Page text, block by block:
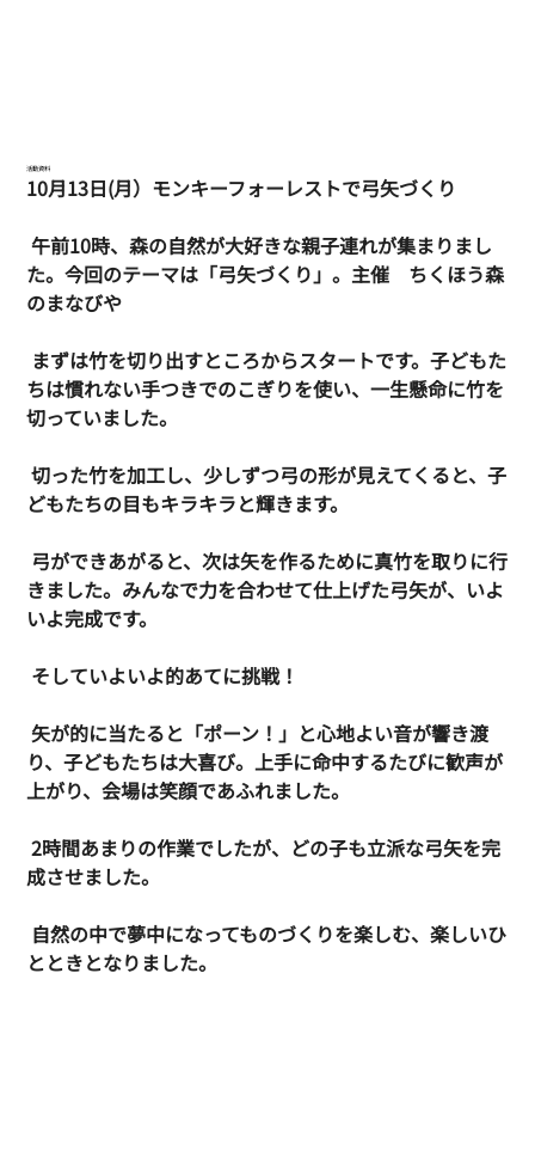
活動資料
10月13日(月）モンキーフォーレストで弓矢づくり
た。今回のテーマは「弓矢づくり」。主催　ちくほう森
のまなびや
ちは慣れない手つきでのこぎりを使い、一生懸命に竹を
切っていました。
どもたちの目もキラキラと輝きます。
きました。みんなで力を合わせて仕上げた弓矢が、いよ
いよ完成です。
そしていよいよ的あてに挑戦！
り、子どもたちは大喜び。上手に命中するたびに歓声が
上がり、会場は笑顔であふれました。
成させました。
とときとなりました。